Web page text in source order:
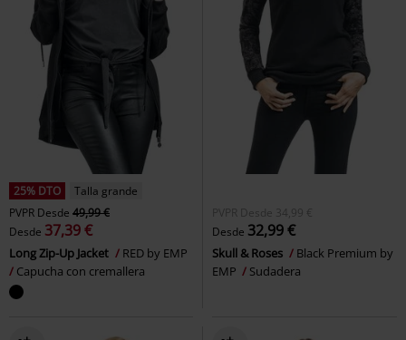
25% DTO
Talla grande
PVPR Desde 49,99 €
Desde 37,39 €
Long Zip-Up Jacket
RED by EMP
Capucha con cremallera
PVPR Desde 34,99 €
Desde 32,99 €
Skull & Roses
Black Premium by
EMP
Sudadera